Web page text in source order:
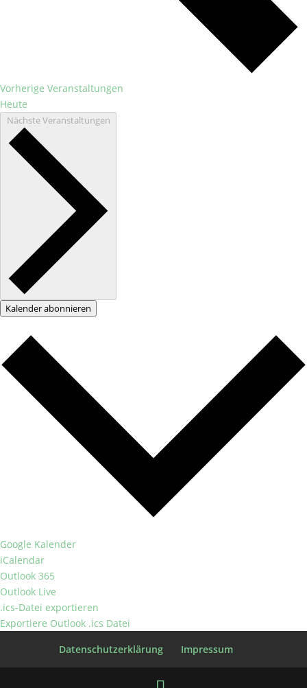
Vorherige Veranstaltungen
Heute
NächsteVeranstaltungen
Kalender abonnieren
Google Kalender
iCalendar
Outlook 365
Outlook Live
.ics-Datei exportieren
Exportiere Outlook .ics Datei
Datenschutzerklärung
Impressum